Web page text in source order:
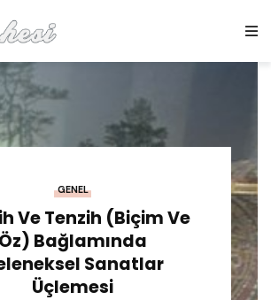
GENEL
Ve Tenzih (Biçim Ve
Öz) Bağlamında
Sanatlar
Üçlemesi